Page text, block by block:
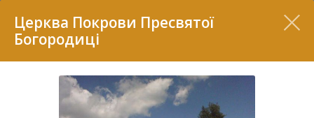
Церква Покрови Пресвятої
Богородиці
Перелік